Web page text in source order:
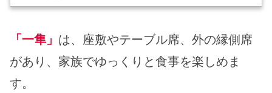
「一隼」 は、座敷やテーブル席、外の縁側席
があり、家族でゆっくりと食事を楽しめま
す。